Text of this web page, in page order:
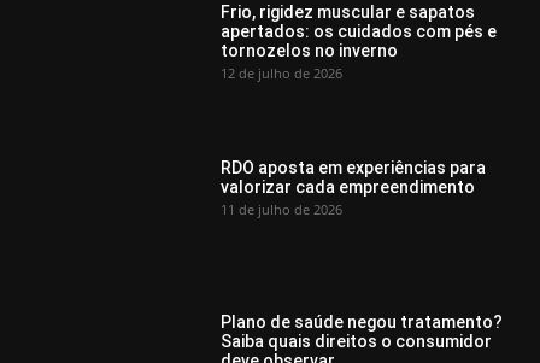
Frio, rigidez muscular e sapatos
apertados: os cuidados com pés e
tornozelos no inverno
12 de julho de 2026
RDO aposta em experiências para
valorizar cada empreendimento
11 de julho de 2026
Plano de saúde negou tratamento?
Saiba quais direitos o consumidor